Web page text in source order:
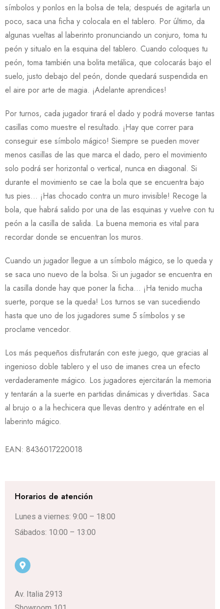
símbolos y ponlos en la bolsa de tela; después de agitarla un
poco, saca una ficha y colocala en el tablero. Por último, da
algunas vueltas al laberinto pronunciando un conjuro, toma tu
peón y situalo en la esquina del tablero. Cuando coloques tu
peón, toma también una bolita metálica, que colocarás bajo el
suelo, justo debajo del peón, donde quedará suspendida en
el aire por arte de magia. ¡Adelante aprendices!
Por turnos, cada jugador tirará el dado y podrá moverse tantas
casillas como muestre el resultado. ¡Hay que correr para
conseguir ese símbolo mágico! Siempre se pueden mover
menos casillas de las que marca el dado, pero el movimiento
solo podrá ser horizontal o vertical, nunca en diagonal. Si
durante el movimiento se cae la bola que se encuentra bajo
tus pies… ¡Has chocado contra un muro invisible! Recoge la
bola, que habrá salido por una de las esquinas y vuelve con tu
peón a la casilla de salida. La buena memoria es vital para
recordar donde se encuentran los muros.
Cuando un jugador llegue a un símbolo mágico, se lo queda y
se saca uno nuevo de la bolsa. Si un jugador se encuentra en
la casilla donde hay que poner la ficha… ¡Ha tenido mucha
suerte, porque se la queda! Los turnos se van sucediendo
hasta que uno de los jugadores sume 5 símbolos y se
proclame vencedor.
Los más pequeños disfrutarán con este juego, que gracias al
ingenioso doble tablero y el uso de imanes crea un efecto
verdaderamente mágico. Los jugadores ejercitarán la memoria
y tentarán a la suerte en partidas dinámicas y divertidas. Saca
al brujo o a la hechicera que llevas dentro y adéntrate en el
laberinto mágico.
EAN: 8436017220018
Horarios de atención
Lunes a viernes: 9:00 – 18:00
Sábados: 10:00 – 13:00
Av. Italia 2913